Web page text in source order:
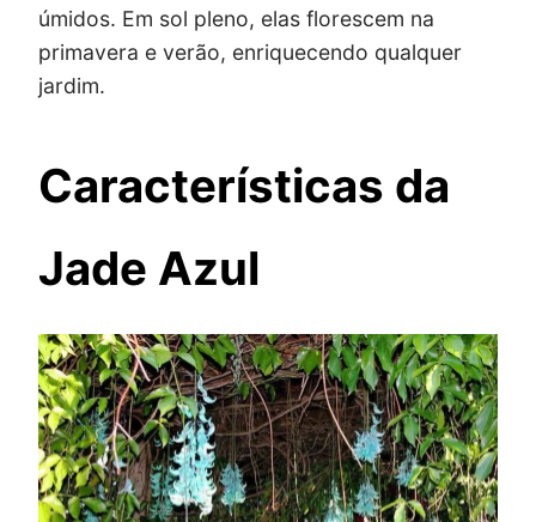
úmidos. Em sol pleno, elas florescem na
primavera e verão, enriquecendo qualquer
jardim.
Características da
Jade Azul